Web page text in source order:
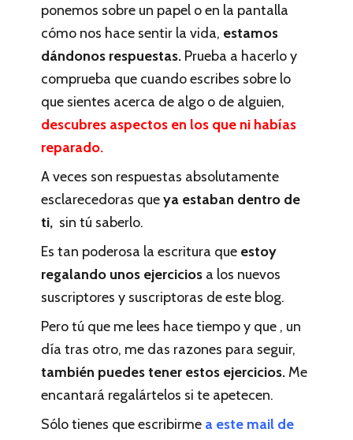
ponemos sobre un papel o en la pantalla
cómo nos hace sentir la vida, estamos
dándonos respuestas. Prueba a hacerlo y
comprueba que cuando escribes sobre lo
que sientes acerca de algo o de alguien,
descubres aspectos en los que ni habías
reparado.
A veces son respuestas absolutamente
esclarecedoras queya estaban dentro de
ti, sin tú saberlo.
Es tan poderosa la escritura que estoy
regalando unos ejercicios a los nuevos
suscriptores y suscriptoras de este blog.
Pero tú que me lees hace tiempo y que , un
día tras otro, me das razones para seguir,
también puedes tener estos ejercicios. Me
encantará regalártelos si te apetecen.
Sólo tienes que escribirme a este mail de